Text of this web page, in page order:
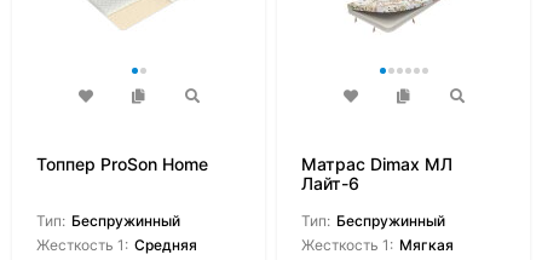
Топпер ProSon Home
Тип: Беспружинный
Жесткость 1: Средняя
Матрас Dimax МЛ
Лайт-6
Тип: Беспружинный
Жесткость 1: Мягкая